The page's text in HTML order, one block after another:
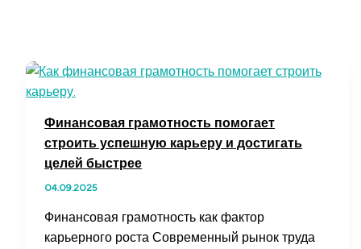
Финансовая грамотность помогает
строить успешную карьеру и достигать
целей быстрее
04.09.2025
Финансовая грамотность как фактор
карьерного роста Современный рынок труда